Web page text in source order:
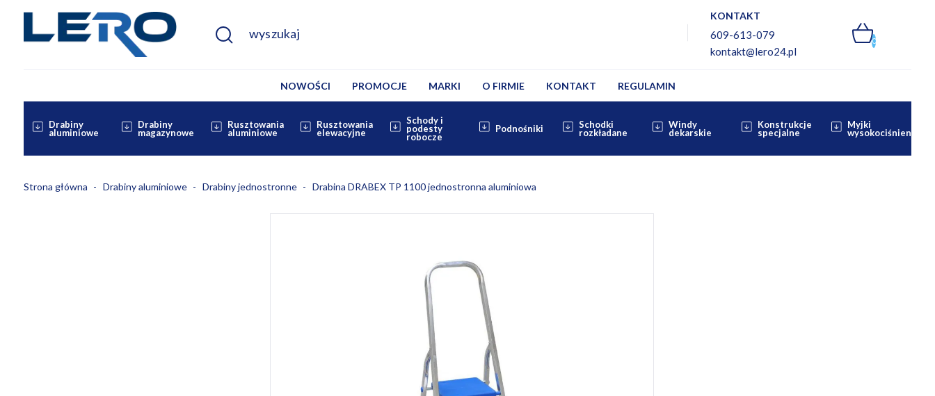
KONTAKT
609-613-079
kontakt@lero24.pl
0
NOWOŚCI PROMOCJE MARKI O FIRMIE KONTAKT REGULAMIN
Drabiny
aluminiowe
Drabiny
magazynowe
Rusztowania
aluminiowe
Rusztowania
elewacyjne
Schody i
podesty
robocze
Podnośniki Schodki
rozkładane
Windy
dekarskie
Konstrukcje
specjalne
Myjki
wysokociśnieniowe
Strona główna Drabiny aluminiowe Drabiny jednostronne Drabina DRABEX TP 1100 jednostronna aluminiowa